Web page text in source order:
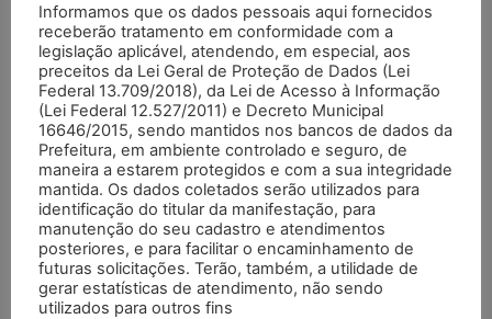
O seu endereço de e-mail não será publicado.
obrigatórios são marcados com *
Comentário*
Informamos que os dados pessoais aqui fornecidos
receberão tratamento em conformidade com a
legislação aplicável, atendendo, em especial, aos
preceitos da Lei Geral de Proteção de Dados (Lei
Federal 13.709/2018), da Lei de Acesso à Informação
(Lei Federal 12.527/2011) e Decreto Municipal
16646/2015, sendo mantidos nos bancos de dados da
Prefeitura, em ambiente controlado e seguro, de
maneira a estarem protegidos e com a sua integridade
mantida. Os dados coletados serão utilizados para
identificação do titular da manifestação, para
manutenção do seu cadastro e atendimentos
posteriores, e para facilitar o encaminhamento de
futuras solicitações. Terão, também, a utilidade de
gerar estatísticas de atendimento, não sendo
utilizados para outros fins